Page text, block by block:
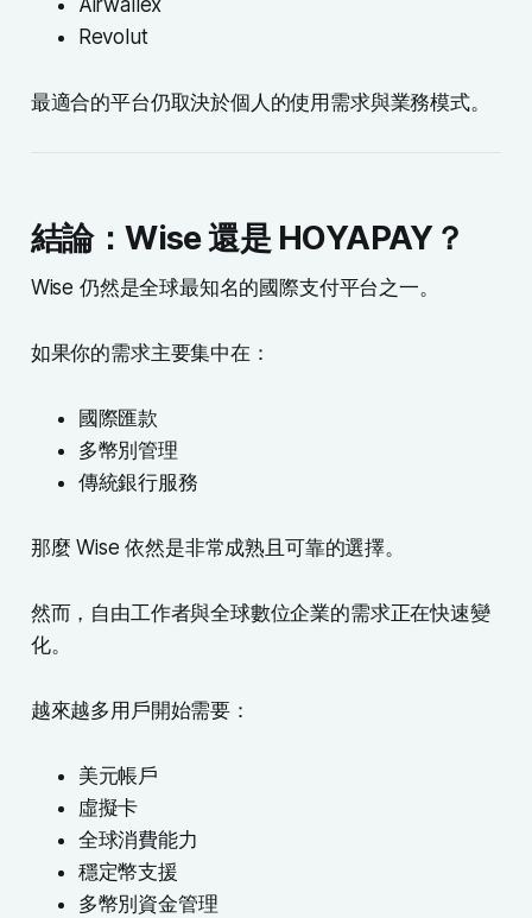
Airwallex
Revolut
最適合的平台仍取決於個人的使用需求與業務模式。
結論：Wise 還是 HOYAPAY？
Wise 仍然是全球最知名的國際支付平台之一。
如果你的需求主要集中在：
國際匯款
多幣別管理
傳統銀行服務
那麼 Wise 依然是非常成熟且可靠的選擇。
然而，自由工作者與全球數位企業的需求正在快速變
化。
越來越多用戶開始需要：
美元帳戶
虛擬卡
全球消費能力
穩定幣支援
多幣別資金管理